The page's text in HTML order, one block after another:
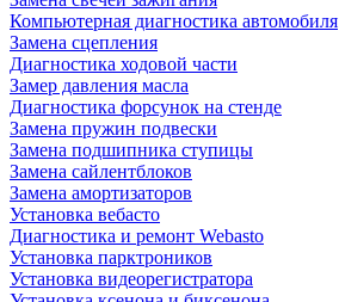
Компьютерная диагностика автомобиля
Замена сцепления
Диагностика ходовой части
Замер давления масла
Диагностика форсунок на стенде
Замена пружин подвески
Замена подшипника ступицы
Замена сайлентблоков
Замена амортизаторов
Установка вебасто
Диагностика и ремонт Webasto
Установка парктроников
Установка видеорегистратора